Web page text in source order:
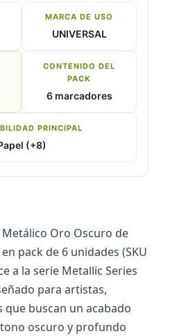
MARCA DE USO
UNIVERSAL
CONTENIDO DEL
PACK
6 marcadores
PRINCIPAL
(+8)
Oro Oscuro de
pack de 6 unidades (SKU
a la serie Metallic Series
para artistas,
que buscan un acabado
oscuro y profundo